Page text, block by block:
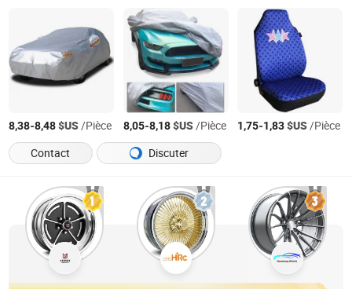
8,38-8,48$US/Pièce 8,05-8,18$US/Pièce 1,75-1,83$US/Pièce
Contact
Discuter